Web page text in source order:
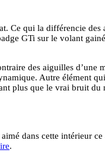
Ce qui la différencie des
GTi sur le volant
des aiguilles d’une
Autre élément
plus que le vrai bruit
dans cette intérieur ce
.